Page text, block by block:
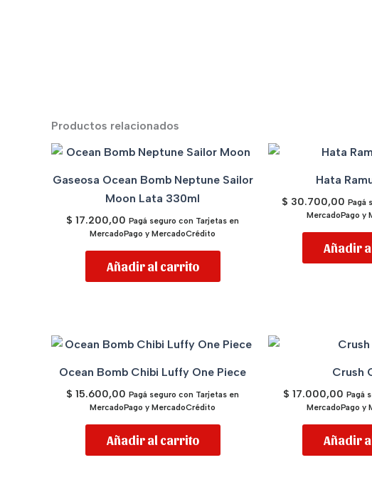
Productos relacionados
Gaseosa Ocean Bomb Neptune Sailor
Moon Lata 330ml
$ 17.200,00 Pagá seguro con Tarjetas en
MercadoPago y MercadoCrédito
Añadir al carrito
Hata
$ 30.700,00 Pagá
MercadoPago y
Añadir
Ocean Bomb Chibi Luffy One Piece
$ 15.600,00 Pagá seguro con Tarjetas en
MercadoPago y MercadoCrédito
Añadir al carrito
Crush
$ 17.000,00 Pagá
MercadoPago y
Añadir